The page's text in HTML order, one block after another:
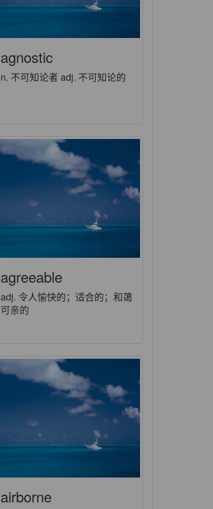
agnostic
n. 不可知论者 adj. 不可知论的
agreeable
adj. 令人愉快的；适合的；和蔼
可亲的
airborne